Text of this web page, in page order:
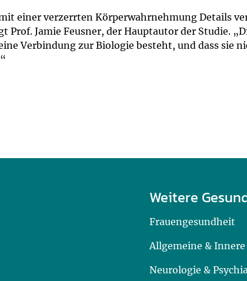
einer verzerrten Körperwahrnehmung Details
Jamie Feusner, der Hauptautor der Studie.
Verbindung zur Biologie besteht, und dass sie
Weitere
Frauengesundheit
Allgemeine &
Neurologie &